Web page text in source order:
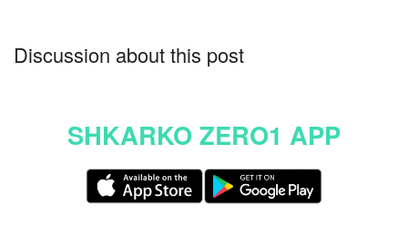
Discussion about this post
SHKARKO ZERO1 APP